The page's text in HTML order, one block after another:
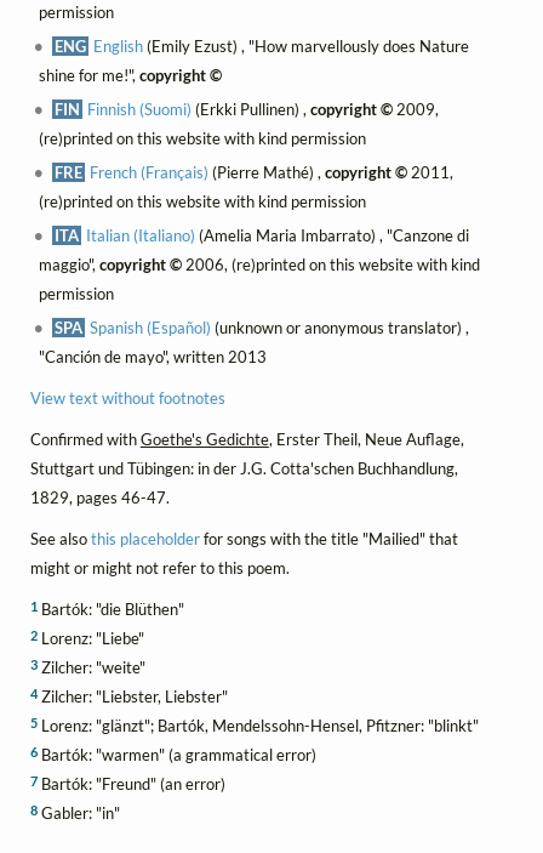
permission
ENG English(Emily Ezust) , "How marvellously does Nature
shine for me!", copyright ©
FIN Finnish (Suomi) (Erkki Pullinen) ,copyright © 2009,
(re)printed on this website with kind permission
FRE French (Français) (Pierre Mathé) ,copyright © 2011,
(re)printed on this website with kind permission
ITA Italian (Italiano) (Amelia Maria Imbarrato) , "Canzone di
maggio", copyright ©2006, (re)printed on this website with kind
permission
SPA Spanish (Español) (unknown or anonymous translator) ,
"Canción de mayo", written 2013
View text without footnotes
Confirmed withGoethe's Gedichte, Erster Theil, Neue Auflage,
Stuttgart und Tübingen: in der J.G. Cotta'schen Buchhandlung,
1829, pages 46-47.
See alsothis placeholderfor songs with the title "Mailied" that
might or might not refer to this poem.
1Bartók: "die Blüthen"
2Lorenz: "Liebe"
3Zilcher: "weite"
4Zilcher: "Liebster, Liebster"
5Lorenz: "glänzt"; Bartók, Mendelssohn-Hensel, Pfitzner: "blinkt"
6Bartók: "warmen" (a grammatical error)
7Bartók: "Freund" (an error)
8Gabler: "in"